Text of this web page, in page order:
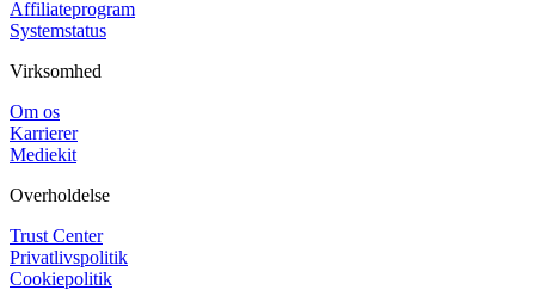
Affiliateprogram
Systemstatus
Virksomhed
Om os
Karrierer
Mediekit
Overholdelse
Trust Center
Privatlivspolitik
Cookiepolitik